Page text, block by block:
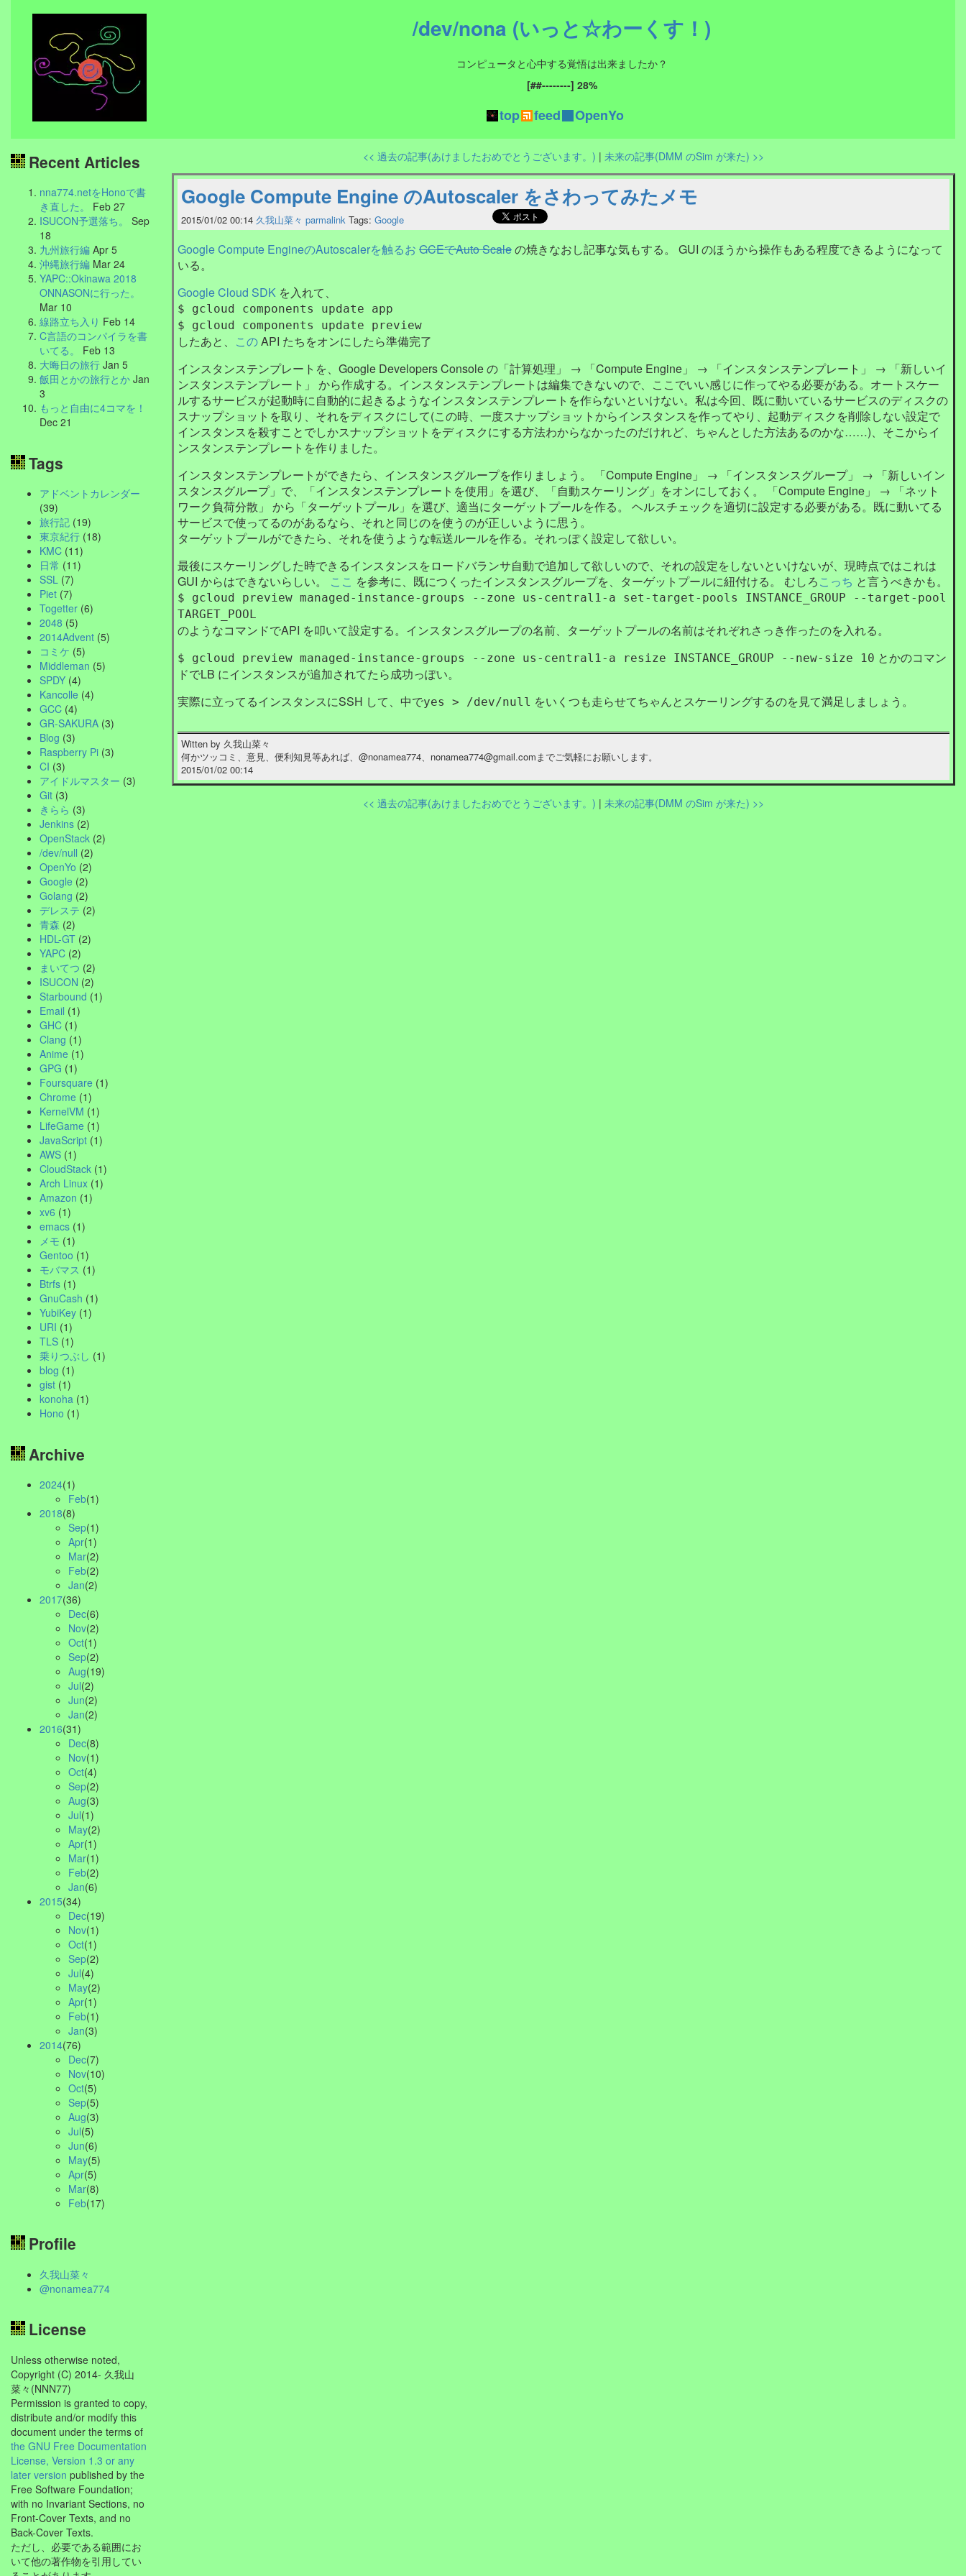
/dev/nona (いっと☆わーくす！)
コンピュータと心中する覚悟は出来ましたか？
top feed OpenYo
<< 過去の記事(あけましたおめでとうございます。) | 未来の記事(DMM のSim が来た) >>
Google Compute Engine のAutoscaler をさわってみたメモ
2015/01/02 00:14 久我山菜々 parmalink Tags: Google
Google Compute EngineのAutoscalerを触るお GCEでAuto Scaleの焼きなおし記事な気もする。 GUI のほうから操作もある程度できるようになって
いる。
Google Cloud SDK を入れて、
$ gcloud components update app
$ gcloud components update preview
したあと、 このAPI たちをオンにしたら準備完了
インスタンステンプレートを、Google Developers Console の「計算処理」 → 「Compute Engine」 → 「インスタンステンプレート」 → 「新しいイ
ンスタンステンプレート」 から作成する。インスタンステンプレートは編集できないので、ここでいい感じに作ってやる必要がある。オートスケー
ルするサービスが起動時に自動的に起きるようなインスタンステンプレートを作らないといけない。私は今回、既に動いているサービスのディスクの
スナップショットを取り、それをディスクにして(この時、一度スナップショットからインスタンスを作ってやり、起動ディスクを削除しない設定で
インスタンスを殺すことでしかスナップショットをディスクにする方法わからなかったのだけれど、ちゃんとした方法あるのかな……)、そこからイ
ンスタンステンプレートを作りました。
インスタンステンプレートができたら、インスタンスグループを作りましょう。 「Compute Engine」 → 「インスタンスグループ」 → 「新しいイン
スタンスグループ」で、「インスタンステンプレートを使用」を選び、「自動スケーリング」をオンにしておく。 「Compute Engine」 → 「ネット
ワーク負荷分散」 から「ターゲットプール」を選び、適当にターゲットプールを作る。 ヘルスチェックを適切に設定する必要がある。既に動いてる
サービスで使ってるのがあるなら、それと同じのを使うのが正しいように思う。
ターゲットプールができたら、それを使うような転送ルールを作る。それっぽく設定して欲しい。
最後にスケーリングした時できるインスタンスをロードバランサ自動で追加して欲しいので、それの設定をしないといけないが、現時点ではこれは
GUI からはできないらしい。 ここ を参考に、既につくったインスタンスグループを、ターゲットプールに紐付ける。 むしろこっち と言うべきかも。
$ gcloud preview managed-instance-groups --zone us-central1-a set-target-pools INSTANCE_GROUP --target-pool
TARGET_POOL
のようなコマンドでAPI を叩いて設定する。インスタンスグループの名前、ターゲットプールの名前はそれぞれさっき作ったのを入れる。
$ gcloud preview managed-instance-groups --zone us-central1-a resize INSTANCE_GROUP --new-size 10 とかのコマン
ドでLB にインスタンスが追加されてたら成功っぽい。
実際に立ってるインスタンスにSSH して、中でyes > /dev/null をいくつも走らせてちゃんとスケーリングするのを見て満足しましょう。
Witten by 久我山菜々
何かツッコミ、意見、便利知見等あれば、 @nonamea774 nonamea774@gmail.com までご気軽にお願いします。
2015/01/02 00:14
<< 過去の記事(あけましたおめでとうございます。) | 未来の記事(DMM のSim が来た) >>
Recent Articles
nna774.netをHonoで書
き直した。
Feb 27
ISUCON予選落ち。
Sep
18
九州旅行編 Apr 5
沖縄旅行編 Mar 24
YAPC::Okinawa 2018
ONNASONに行った。
Mar 10
線路立ち入り Feb 14
C言語のコンパイラを書
いてる。
Feb 13
大晦日の旅行 Jan 5
飯田とかの旅行とか Jan
3
もっと自由に4コマを！
Dec 21
Tags
アドベントカレンダー
(39)
旅行記 (19)
東京紀行 (18)
KMC (11)
日常 (11)
SSL (7)
Piet (7)
Togetter (6)
2048 (5)
2014Advent (5)
コミケ (5)
Middleman (5)
SPDY (4)
Kancolle (4)
GCC (4)
GR-SAKURA (3)
Blog (3)
Raspberry Pi (3)
CI (3)
アイドルマスター (3)
Git (3)
きらら (3)
Jenkins (2)
OpenStack (2)
/dev/null (2)
OpenYo (2)
Google (2)
Golang (2)
デレステ (2)
青森 (2)
HDL-GT (2)
YAPC (2)
まいてつ (2)
ISUCON (2)
Starbound (1)
Email (1)
GHC (1)
Clang (1)
Anime (1)
GPG (1)
Foursquare (1)
Chrome (1)
KernelVM (1)
LifeGame (1)
JavaScript (1)
AWS (1)
CloudStack (1)
Arch Linux (1)
Amazon (1)
xv6 (1)
emacs (1)
メモ (1)
Gentoo (1)
モバマス (1)
Btrfs (1)
GnuCash (1)
YubiKey (1)
URI (1)
TLS (1)
乗りつぶし (1)
blog (1)
gist (1)
konoha (1)
Hono (1)
Archive
2024(1)
Feb(1)
2018(8)
Sep(1)
Apr(1)
Mar(2)
Feb(2)
Jan(2)
2017(36)
Dec(6)
Nov(2)
Oct(1)
Sep(2)
Aug(19)
Jul(2)
Jun(2)
Jan(2)
2016(31)
Dec(8)
Nov(1)
Oct(4)
Sep(2)
Aug(3)
Jul(1)
May(2)
Apr(1)
Mar(1)
Feb(2)
Jan(6)
2015(34)
Dec(19)
Nov(1)
Oct(1)
Sep(2)
Jul(4)
May(2)
Apr(1)
Feb(1)
Jan(3)
2014(76)
Dec(7)
Nov(10)
Oct(5)
Sep(5)
Aug(3)
Jul(5)
Jun(6)
May(5)
Apr(5)
Mar(8)
Feb(17)
Profile
久我山菜々
@nonamea774
License
Unless otherwise noted,
Copyright (C) 2014- 久我山
菜々(NNN77)
Permission is granted to copy,
distribute and/or modify this
document under the terms of
the GNU Free Documentation
License, Version 1.3 or any
later version published by the
Free Software Foundation;
with no Invariant Sections, no
Front-Cover Texts, and no
Back-Cover Texts.
ただし、必要である範囲にお
いて他の著作物を引用してい